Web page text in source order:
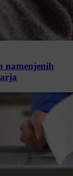
namenjenih